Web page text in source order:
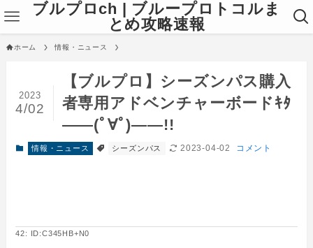
ブルプロch | ブループロトコルま
とめ攻略速報
ホーム 情報・ニュース
【ブルプロ】シーズンパス購入
者専用アドベンチャーボードｷﾀ
――(ﾟ∀ﾟ)――!!
2023
4/02
情報・ニュース シーズンパス 2023-04-02 コメント
42: ID:C345HB+N0